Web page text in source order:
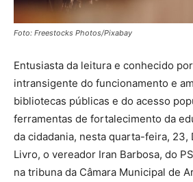
Foto: Freestocks Photos/Pixabay
Entusiasta da leitura e conhecido
intransigente do funcionamento e
bibliotecas públicas e do acesso
ferramentas de fortalecimento da
da cidadania, nesta quarta-feira, 23,
Livro, o vereador Iran Barbosa, do
na tribuna da Câmara Municipal de